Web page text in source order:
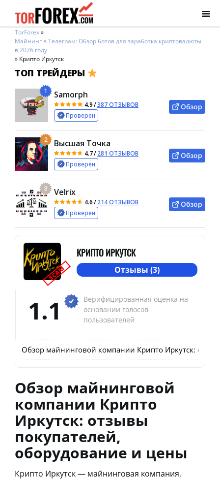
TorForex»
Майнинг в Телеграм: Обзор ботов для заработка криптовалюты
в 2026 году
» Крипто Иркутск
ТОП ТРЕЙДЕРЫ
1 Samorph
4.9/387 ОТЗЫВОВ
Проверен
Обзор
2 Высшая Точка
4.7/281 ОТЗЫВОВ
Проверен
Обзор
3 Velrix
4.6/214 ОТЗЫВОВ
Проверен
Обзор
SCAM
КРИПТО ИРКУТСК
Отзывы (3)
1.1
Верифицированная оценка на
основании голосов
пользователей
Обзор майнинговой компании Крипто Иркутск:
Обзор майнинговой
компании Крипто
Иркутск: отзывы
покупателей,
оборудование и цены
Крипто Иркутск — майнинговая компания,